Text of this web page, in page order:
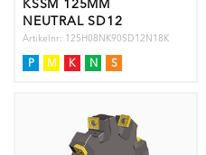
KSSM 125MM
NEUTRAL SD12
INSER
Artikelnr: 125H08NK90SD12N18K
P M K N S